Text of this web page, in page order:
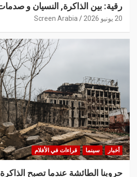
رقية: بين الذاكرة, النسيان و
20 يونيو 2026 Screen Arabia
أخبار سينما قراءات في الأفلام
حروبنا الطائشة عندما تصبح